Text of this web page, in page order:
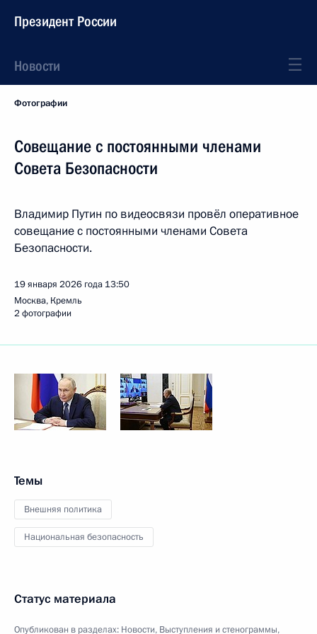
Президент России
Новости
Фотографии
Совещание с постоянными членами
Совета Безопасности
Владимир Путин по видеосвязи провёл оперативное
совещание с постоянными членами Совета
Безопасности.
19 января 2026 года 13:50
Москва, Кремль
2 фотографии
Темы
Внешняя политика
Национальная безопасность
Статус материала
Опубликован в разделах: Новости, Выступления и стенограммы,